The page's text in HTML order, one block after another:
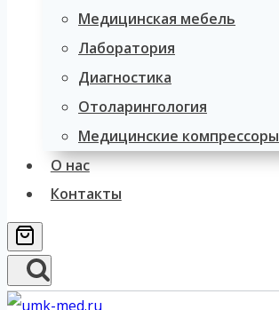
Медицинская мебель
Лаборатория
Диагностика
Отоларингология
Медицинские компрессоры
О нас
Контакты